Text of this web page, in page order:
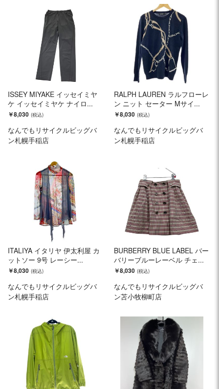
ISSEY MIYAKE イッセイミヤ
ケ イッセイミヤケ ナイロ...
￥8,030
なんでもリサイクルビッグバ
ン札幌手稲店
RALPH LAUREN ラルフローレ
ン ニット セーター Mサイ...
￥8,030
なんでもリサイクルビッグバ
ン札幌手稲店
ITALIYA イタリヤ 伊太利屋 カ
ットソー 9号 レーシー...
￥8,030
なんでもリサイクルビッグバ
ン札幌手稲店
BURBERRY BLUE LABEL バー
バリーブルーレーベル チェ...
￥8,030
なんでもリサイクルビッグバ
ン苫小牧柳町店